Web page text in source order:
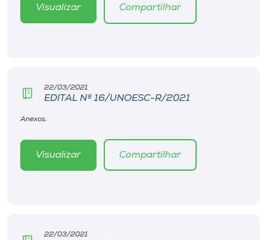
Selecione
Visualizar Compartilhar
22/03/2021
EDITAL Nº 16/UNOESC-R/2021
Anexos.
Visualizar Compartilhar
22/03/2021